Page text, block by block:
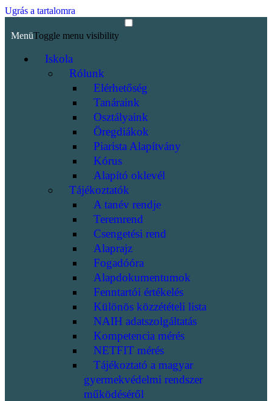
Ugrás a tartalomra
MenüToggle menu visibility
Iskola
Rólunk
Elérhetőség
Tanáraink
Osztályaink
Öregdiákok
Piarista Alapítvány
Kórus
Alapító oklevél
Tájékoztatók
A tanév rendje
Teremrend
Csengetési rend
Alaprajz
Fogadóóra
Alapdokumentumok
Fenntartói értékelés
Különös közzétételi lista
NAIH adatszolgáltatás
Kompetencia mérés
NETFIT mérés
Tájékoztató a magyar
gyermekvédelmi rendszer
működéséről